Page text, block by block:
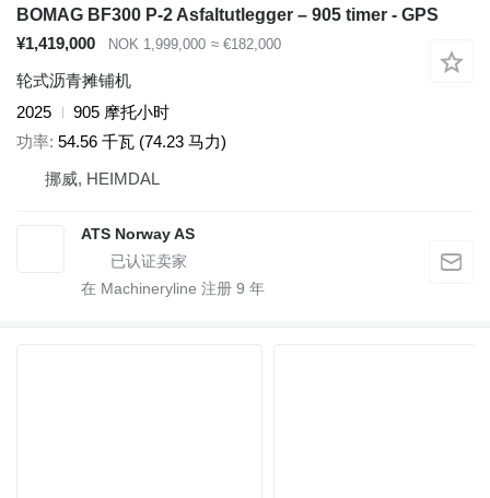
BOMAG BF300 P-2 Asfaltutlegger – 905 timer - GPS
¥1,419,000
NOK 1,999,000 ≈ €182,000
轮式沥青摊铺机
2025
905 摩托小时
功率 54.56 千瓦 (74.23 马力)
挪威, HEIMDAL
ATS Norway AS
在 Machineryline 注册 9 年